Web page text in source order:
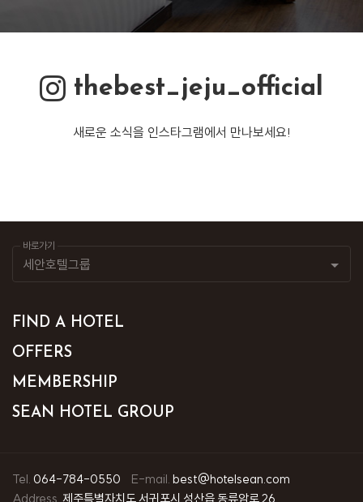
thebest_jeju_official
새로운 소식을 인스타그램에서 만나보세요!
바로가기
Tel. 064-784-0550 E-mail. best@hotelsean.com
Address. 제주특별자치도 서귀포시 성산읍 동류암로 26
FIND A HOTEL
OFFERS
MEMBERSHIP
SEAN HOTEL GROUP